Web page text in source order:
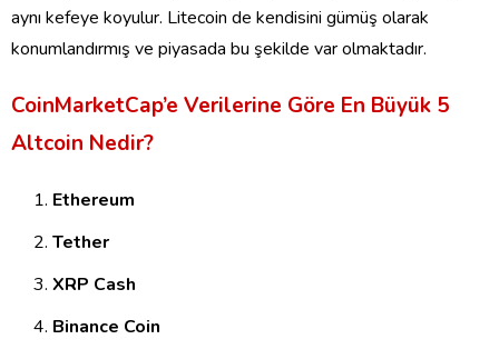
aynı kefeye koyulur. Litecoin de kendisini gümüş olarak
konumlandırmış ve piyasada bu şekilde var olmaktadır.
CoinMarketCap’e Verilerine Göre En Büyük 5
Altcoin Nedir?
Ethereum
Tether
XRP Cash
Binance Coin